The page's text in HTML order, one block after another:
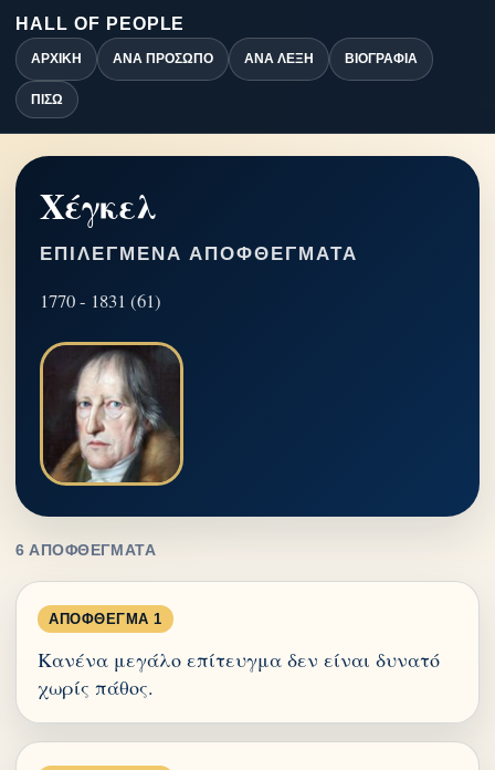
HALL OF PEOPLE
ΑΡΧΙΚΉ ΑΝΆ ΠΡΌΣΩΠΟ ΑΝΆ ΛΈΞΗ ΒΙΟΓΡΑΦΊΑ
ΠΊΣΩ
Χέγκελ
ΕΠΙΛΕΓΜΈΝΑ ΑΠΟΦΘΈΓΜΑΤΑ
1770 - 1831 (61)
6 ΑΠΟΦΘΈΓΜΑΤΑ
ΑΠΌΦΘΕΓΜΑ 1
Κανένα μεγάλο επίτευγμα δεν είναι δυνατό
χωρίς πάθος.